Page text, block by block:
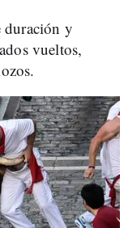
duración y
vueltos,